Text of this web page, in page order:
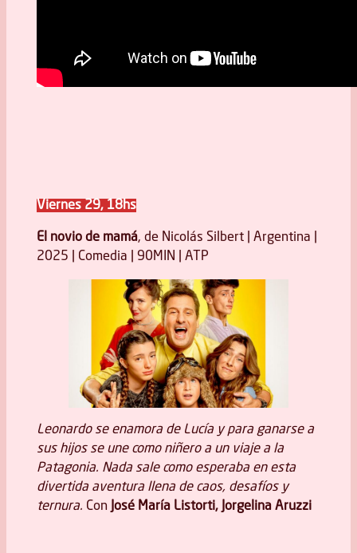
Viernes 29, 18hs
El novio de mamá, de Nicolás Silbert | Argentina |
2025 | Comedia | 90MIN | ATP
Leonardo se enamora de Lucía y para ganarse a
sus hijos se une como niñero a un viaje a la
Patagonia. Nada sale como esperaba en esta
divertida aventura llena de caos, desafíos y
ternura. Con José María Listorti, Jorgelina Aruzzi